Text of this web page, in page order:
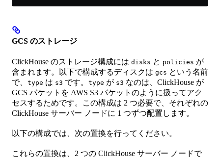
GCS のストレージ
ClickHouse のストレージ構成には disks と policies が
含まれます。以下で構成するディスクは gcs という名前
で、 type は s3 です。 type が s3 なのは、ClickHouse が
GCS バケットを AWS S3 バケットのように扱ってアク
セスするためです。この構成は 2 つ必要で、それぞれの
ClickHouse サーバー ノードに 1 つずつ配置します。
以下の構成では、次の置換を行ってください。
これらの置換は、2 つの ClickHouse サーバー ノードで